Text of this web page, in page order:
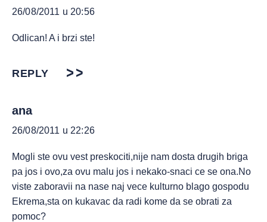
26/08/2011 u 20:56
Odlican! A i brzi ste!
REPLY
ana
26/08/2011 u 22:26
Mogli ste ovu vest preskociti,nije nam dosta drugih briga
pa jos i ovo,za ovu malu jos i nekako-snaci ce se ona.No
viste zaboravii na nase naj vece kulturno blago gospodu
Ekrema,sta on kukavac da radi kome da se obrati za
pomoc?